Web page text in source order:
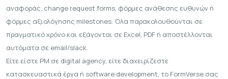
αναφοράς, change request forms, φόρμες ανάθεσης ευθυνών ή
φόρμες αξιολόγησης milestones. Όλα παρακολουθούνται σε
πραγματικό χρόνο και εξάγονται σε Excel, PDF ή αποστέλλονται
αυτόματα σε email/slack.
Είτε είστε PM σε digital agency, είτε διαχειρίζεστε
κατασκευαστικά έργα ή software development, το FormVerse σας